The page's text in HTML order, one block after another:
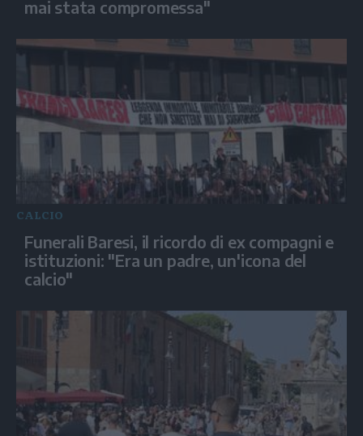
mai stata compromessa"
CALCIO
Funerali Baresi, il ricordo di ex compagni e
istituzioni: "Era un padre, un'icona del
calcio"